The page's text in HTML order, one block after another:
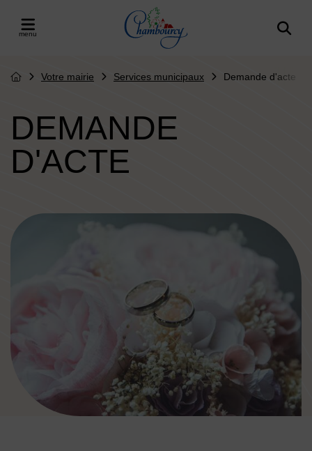
Retour à l'accueil
le menu
Page d'accueil du site
Votre mairie Services municipaux Demande d'acte
DEMANDE
D'ACTE